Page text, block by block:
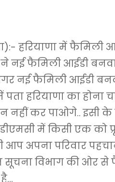
हरियाणा में फैमिली
नई फैमिली आईडी
नई फैमिली आईडी
हरियाणा का होना
कर पाओगे.. इसी के
डीएमसी में किसी एक को
अपना परिवार
विभाग की ओर से